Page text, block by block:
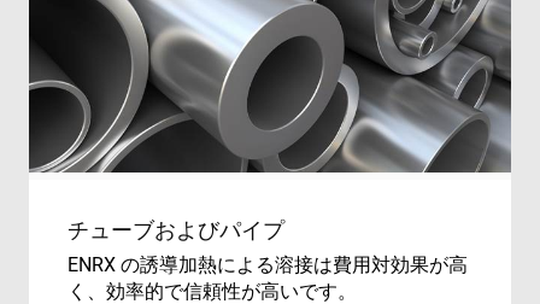
チューブおよびパイプ
ENRX の誘導加熱による溶接は費用対効果が高
く、効率的で信頼性が高いです。